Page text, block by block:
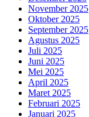
November 2025
Oktober 2025
September 2025
Agustus 2025
Juli 2025
Juni 2025
Mei 2025
April 2025
Maret 2025
Februari 2025
Januari 2025